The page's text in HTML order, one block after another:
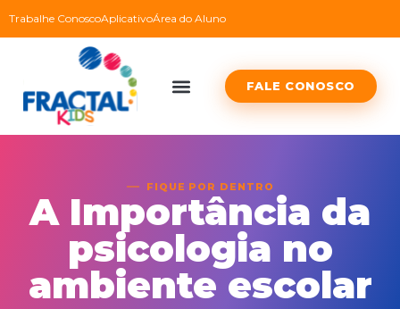
Trabalhe ConoscoAplicativoÁrea do Aluno
FALE CONOSCO
FIQUE POR DENTRO
A Importância da
psicologia no
ambiente escolar